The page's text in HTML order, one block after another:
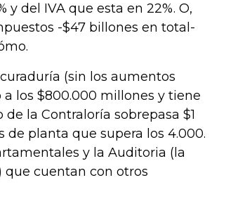
del IVA que esta en 22%. O,
-$47 billones en total-
(sin los aumentos
los $800.000 millones y tiene
la Contraloría sobrepasa $1
planta que supera los 4.000.
y la Auditoria (la
que cuentan con otros